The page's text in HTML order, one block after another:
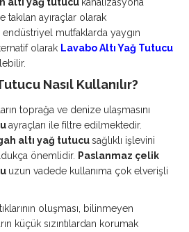
altı yağ tutucu kanalizasyona
takılan ayıraçlar olarak
endüstriyel mutfaklarda yaygın
olarak Lavabo Altı Yağ Tutucu
Nasıl Kullanılır?
toprağa ve denize ulaşmasını
ayraçları ile filtre edilmektedir.
altı yağ tutucusağlıklı işlevini
önemlidir. Paslanmaz çelik
uzun vadede kullanıma çok elverişli
oluşması, bilinmeyen
küçük sızıntılardan korumak